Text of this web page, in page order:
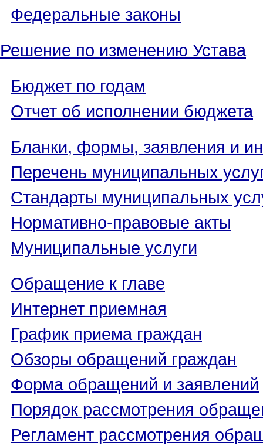
Федеральные законы
Решение по изменению Устава
Бюджет по годам
Отчет об исполнении бюджета
Бланки, формы, заявления и
Перечень муниципальных
Стандарты муниципальных
Нормативно-правовые акты
Муниципальные услуги
Обращение к главе
Интернет приемная
График приема граждан
Обзоры обращений граждан
Форма обращений и заявлений
Порядок рассмотрения
Регламент рассмотрения